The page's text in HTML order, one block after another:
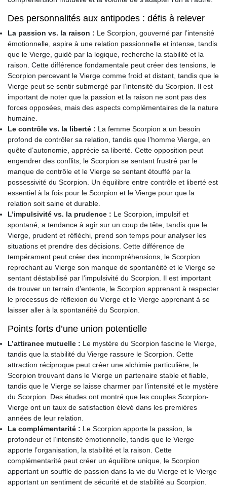
Des personnalités aux antipodes : défis à relever
La passion vs. la raison : Le Scorpion, gouverné par l’intensité
émotionnelle, aspire à une relation passionnelle et intense, tandis
que le Vierge, guidé par la logique, recherche la stabilité et la
raison. Cette différence fondamentale peut créer des tensions, le
Scorpion percevant le Vierge comme froid et distant, tandis que le
Vierge peut se sentir submergé par l’intensité du Scorpion. Il est
important de noter que la passion et la raison ne sont pas des
forces opposées, mais des aspects complémentaires de la nature
humaine.
Le contrôle vs. la liberté : La femme Scorpion a un besoin
profond de contrôler sa relation, tandis que l’homme Vierge, en
quête d’autonomie, apprécie sa liberté. Cette opposition peut
engendrer des conflits, le Scorpion se sentant frustré par le
manque de contrôle et le Vierge se sentant étouffé par la
possessivité du Scorpion. Un équilibre entre contrôle et liberté est
essentiel à la fois pour le Scorpion et le Vierge pour que la
relation soit saine et durable.
L’impulsivité vs. la prudence : Le Scorpion, impulsif et
spontané, a tendance à agir sur un coup de tête, tandis que le
Vierge, prudent et réfléchi, prend son temps pour analyser les
situations et prendre des décisions. Cette différence de
tempérament peut créer des incompréhensions, le Scorpion
reprochant au Vierge son manque de spontanéité et le Vierge se
sentant déstabilisé par l’impulsivité du Scorpion. Il est important
de trouver un terrain d’entente, le Scorpion apprenant à respecter
le processus de réflexion du Vierge et le Vierge apprenant à se
laisser aller à la spontanéité du Scorpion.
Points forts d’une union potentielle
L’attirance mutuelle : Le mystère du Scorpion fascine le Vierge,
tandis que la stabilité du Vierge rassure le Scorpion. Cette
attraction réciproque peut créer une alchimie particulière, le
Scorpion trouvant dans le Vierge un partenaire stable et fiable,
tandis que le Vierge se laisse charmer par l’intensité et le mystère
du Scorpion. Des études ont montré que les couples Scorpion-
Vierge ont un taux de satisfaction élevé dans les premières
années de leur relation.
La complémentarité : Le Scorpion apporte la passion, la
profondeur et l’intensité émotionnelle, tandis que le Vierge
apporte l’organisation, la stabilité et la raison. Cette
complémentarité peut créer un équilibre unique, le Scorpion
apportant un souffle de passion dans la vie du Vierge et le Vierge
apportant un sentiment de sécurité et de stabilité au Scorpion.